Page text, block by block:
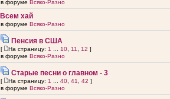
в форуме Всяко-Разно
Всем хай
в форуме Всяко-Разно
Пенсия в США
[ На страницу: 1 10 11 12 ]
в форуме Всяко-Разно
Старые песни о главном - 3
[ На страницу: 1 40 41 42 ]
в форуме Всяко-Разно